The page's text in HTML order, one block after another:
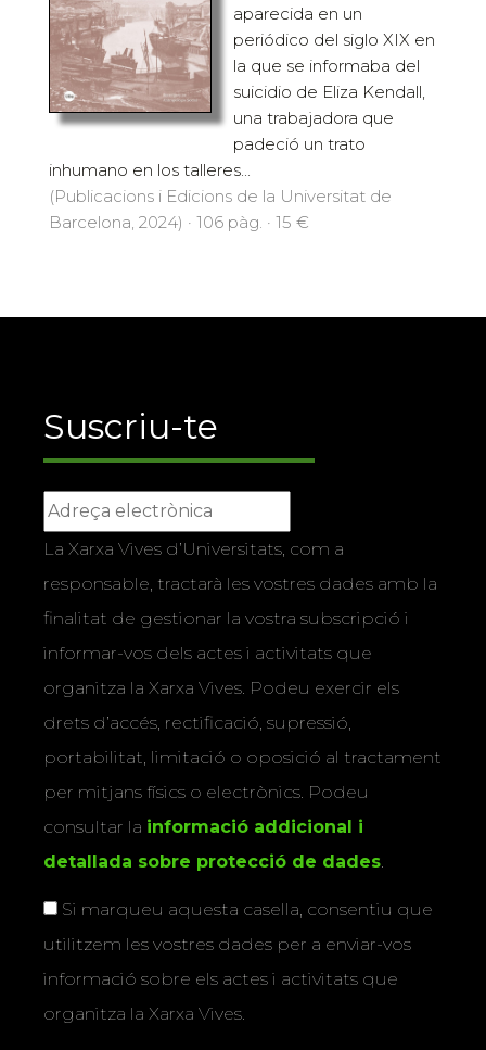
aparecida en un
periódico del siglo XIX en
la que se informaba del
suicidio de Eliza Kendall,
una trabajadora que
padeció un trato
inhumano en los talleres...
(Publicacions i Edicions de la Universitat de
Barcelona, 2024) · 106 pàg. · 15 €
Suscriu-te
La Xarxa Vives d’Universitats, com a
responsable, tractarà les vostres dades amb la
finalitat de gestionar la vostra subscripció i
informar-vos dels actes i activitats que
organitza la Xarxa Vives. Podeu exercir els
drets d’accés, rectificació, supressió,
portabilitat, limitació o oposició al tractament
per mitjans físics o electrònics. Podeu
consultar la informació addicional i
detallada sobre protecció de dades.
Si marqueu aquesta casella, consentiu que
utilitzem les vostres dades per a enviar-vos
informació sobre els actes i activitats que
organitza la Xarxa Vives.